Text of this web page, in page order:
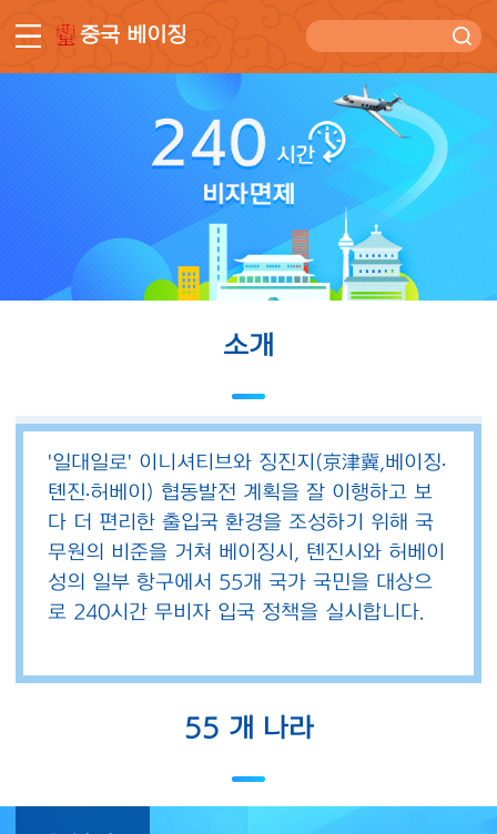
중국 베이징
소개
'일대일로' 이니셔티브와 징진지(京津冀,베이징·
톈진·허베이) 협동발전 계획을 잘 이행하고 보
다 더 편리한 출입국 환경을 조성하기 위해 국
무원의 비준을 거쳐 베이징시, 톈진시와 허베이
성의 일부 항구에서 55개 국가 국민을 대상으
로 240시간 무비자 입국 정책을 실시합니다.
55 개 나라